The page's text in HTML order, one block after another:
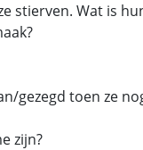
stierven. Wat is
gezegd toen ze
zijn?